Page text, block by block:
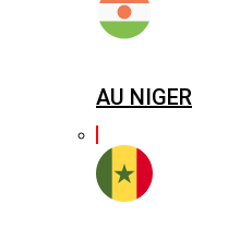
AU NIGER